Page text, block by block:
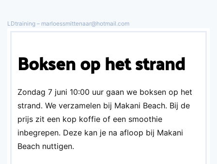
Overslaan en naar de inhoud gaan
LDtraining – marloessmittenaar@hotmail.com
Boksen op het strand
Zondag 7 juni 10:00 uur gaan we boksen op het
strand. We verzamelen bij Makani Beach. Bij de
prijs zit een kop koffie of een smoothie
inbegrepen. Deze kan je na afloop bij Makani
Beach nuttigen.